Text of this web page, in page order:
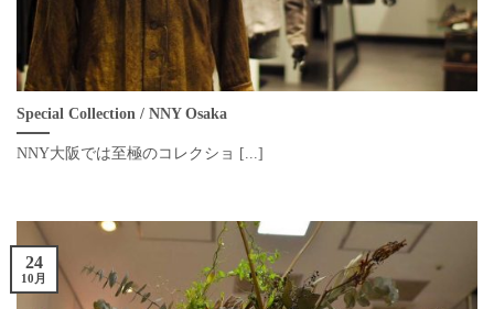
Special Collection / NNY Osaka
NNY大阪では至極のコレクショ [...]
24
10月